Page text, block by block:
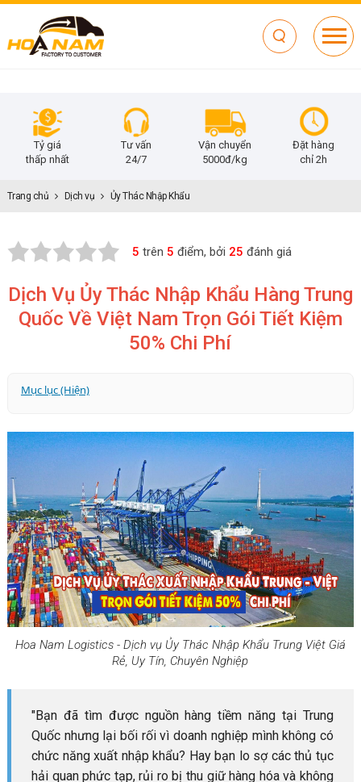
Vận chuyển
Đặt hàng
Chi phí
Trang chủ Dịch vụ Ủy Thác Nhập Khẩu
5 trên 5 điểm, bởi 25 đánh giá
Dịch Vụ Ủy Thác Nhập Khẩu Hàng Trung
Quốc Về Việt Nam Trọn Gói Tiết Kiệm
50% Chi Phí
Mục lục (Hiện)
hàng Trung Quốc về Việt Nam?
2. Tại sao chọn dịch vụ ủy thác nhập khẩu Trung Việt
chuyên nghiệp tại Hoa Nam?
3. Lợi ích khi dùng dịch vụ ủy thác nhập khẩu Trung Việt
uy tín tại Hoa Nam
So sánh: Tự nhập khẩu trực tiếp vs. Ủy thác qua Hoa
Nam Logistics
4. Bảng giá dịch vụ ủy thác nhập khẩu Trung Việt giá rẻ
(Cập nhật 2026)
5. Quy trình thực hiện ủy thác nhập khẩu hàng Trung Quốc
về Việt Nam
Hoa Nam Logistics - Dịch vụ Ủy Thác Nhập Khẩu Trung Việt Giá
Rẻ, Uy Tín, Chuyên Nghiệp
"Bạn đã tìm được nguồn hàng tiềm năng tại Trung
Quốc nhưng lại bối rối vì doanh nghiệp mình không có
chức năng xuất nhập khẩu? Hay bạn lo sợ các thủ tục
hải quan phức tạp, rủi ro bị thu giữ hàng hóa và không